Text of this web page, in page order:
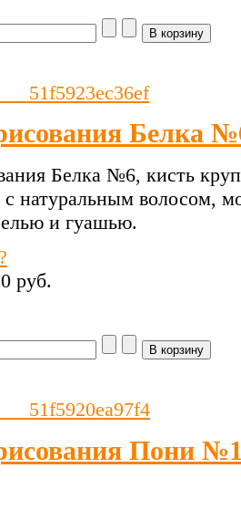
Белка
Белка №6, кисть
с натуральным волосом,
и гуашью.
pуб.
Пони